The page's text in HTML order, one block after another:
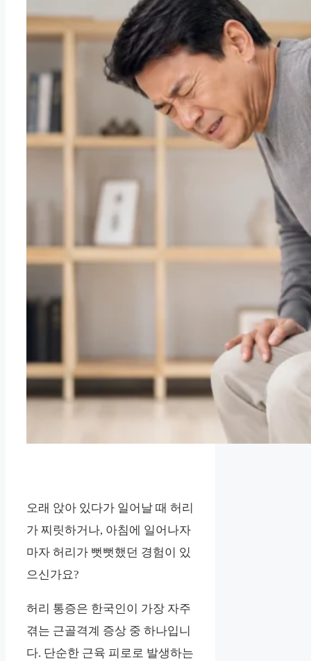
오래 앉아 있다가 일어날 때 허리
가 찌릿하거나, 아침에 일어나자
마자 허리가 뻣뻣했던 경험이 있
으신가요?
허리 통증은 한국인이 가장 자주
겪는 근골격계 증상 중 하나입니
다. 단순한 근육 피로로 발생하는